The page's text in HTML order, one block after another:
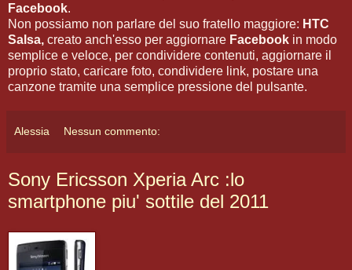
Facebook.
Non possiamo non parlare del suo fratello maggiore: HTC
Salsa, creato anch'esso per aggiornare Facebook in modo
semplice e veloce, per condividere contenuti, aggiornare il
proprio stato, caricare foto, condividere link, postare una
canzone tramite una semplice pressione del pulsante.
Alessia Nessun commento:
Sony Ericsson Xperia Arc :lo
smartphone piu' sottile del 2011